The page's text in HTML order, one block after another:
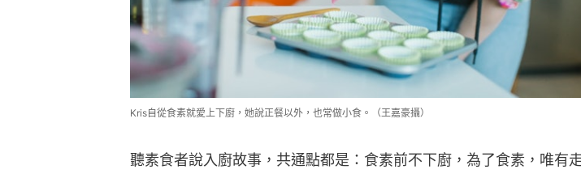
Kris自從食素就愛上下廚，她說正餐以外，也常做小食。（王嘉豪攝）
聽素食者說入廚故事，共通點都是：食素前不下廚，為了食素，唯有